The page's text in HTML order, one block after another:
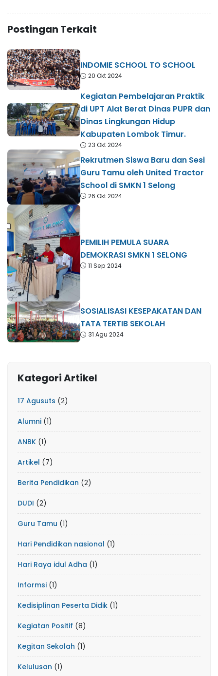
Postingan Terkait
INDOMIE SCHOOL TO SCHOOL
20 Okt 2024
Kegiatan Pembelajaran Praktik
di UPT Alat Berat Dinas PUPR dan
Dinas Lingkungan Hidup
Kabupaten Lombok Timur.
23 Okt 2024
Rekrutmen Siswa Baru dan Sesi
Guru Tamu oleh United Tractor
School di SMKN 1 Selong
26 Okt 2024
PEMILIH PEMULA SUARA
DEMOKRASI SMKN 1 SELONG
11 Sep 2024
SOSIALISASI KESEPAKATAN DAN
TATA TERTIB SEKOLAH
31 Agu 2024
Kategori Artikel
17 Agusuts (2)
Alumni (1)
ANBK (1)
Artikel (7)
Berita Pendidikan (2)
DUDI (2)
Guru Tamu (1)
Hari Pendidikan nasional (1)
Hari Raya idul Adha (1)
Informsi (1)
Kedisiplinan Peserta Didik (1)
Kegiatan Positif (8)
Kegitan Sekolah (1)
Kelulusan (1)